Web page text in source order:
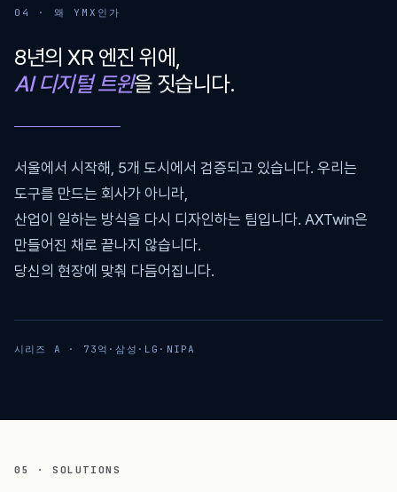
04 · 왜 YMX인가
8년의 XR 엔진 위에,
AI 디지털 트윈을 짓습니다.
서울에서 시작해, 5개 도시에서 검증되고 있습니다. 우리는
도구를 만드는 회사가 아니라,
산업이 일하는 방식을 다시 디자인하는 팀입니다. AXTwin은
만들어진 채로 끝나지 않습니다.
당신의 현장에 맞춰 다듬어집니다.
시리즈 A · 73억 ·삼성·LG·NIPA
05 · SOLUTIONS